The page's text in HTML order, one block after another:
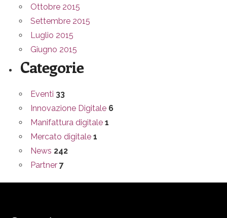
Ottobre 2015
Settembre 2015
Luglio 2015
Giugno 2015
Categorie
Eventi 33
Innovazione Digitale 6
Manifattura digitale 1
Mercato digitale 1
News 242
Partner 7